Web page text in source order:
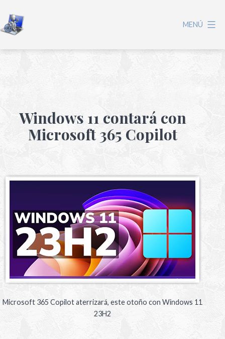
MENÚ
Windows 11 contará con
Microsoft 365 Copilot
Microsoft 365 Copilot aterrizará, este otoño con Windows 11
23H2